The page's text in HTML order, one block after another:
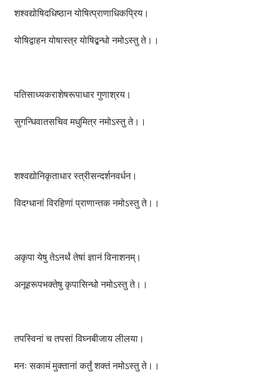
शश्वद्योषिदधिष्ठान योषित्प्राणाधिकप्रिय।
योषिद्वाहन योषास्त्र योषिद्बन्धो नमोऽस्तु ते।।
पतिसाध्यकराशेषरूपाधार गुणाश्रय।
सुगन्धिवातसचिव मधुमित्र नमोऽस्तु ते।।
शश्वद्योनिकृताधार स्त्रीसन्दर्शनवर्धन।
विदग्धानां विरहिणां प्राणान्तक नमोऽस्तु ते।।
अकृपा येषु तेऽनर्थं तेषां ज्ञानं विनाशनम्।
अनूहरूपभक्तेषु कृपासिन्धो नमोऽस्तु ते।।
तपस्विनां च तपसां विघ्नबीजाय लीलया।
मनः सकामं मुक्तानां कर्तुं शक्तं नमोऽस्तु ते।।